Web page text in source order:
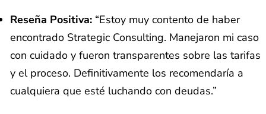
Reseña Positiva: “Estoy muy contento de haber
encontrado Strategic Consulting. Manejaron mi caso
con cuidado y fueron transparentes sobre las tarifas
y el proceso. Definitivamente los recomendaría a
cualquiera que esté luchando con deudas.”